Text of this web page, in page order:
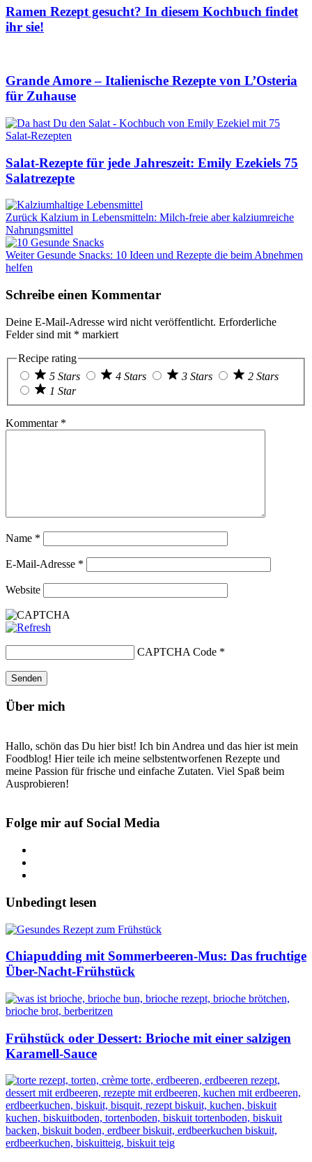
Ramen Rezept gesucht? In diesem Kochbuch findet
ihr sie!
Grande Amore – Italienische Rezepte von L’Osteria
für Zuhause
Salat-Rezepte für jede Jahreszeit: Emily Ezekiels 75
Salatrezepte
Zurück Kalzium in Lebensmitteln: Milch-freie aber kalziumreiche
Nahrungsmittel
WeiterGesunde Snacks: 10 Ideen und Rezepte die beim Abnehmen
helfen
Schreibe einen Kommentar
Deine E-Mail-Adresse wird nicht veröffentlicht. Erforderliche
Felder sind mit * markiert
Recipe rating
5 Stars
4 Stars 3 Stars
2 Stars
1 Star
Kommentar *
Name *
E-Mail-Adresse *
Website
CAPTCHA Code *
Über mich
Hallo, schön das Du hier bist! Ich bin Andrea und das hier ist mein
Foodblog! Hier teile ich meine selbstentworfenen Rezepte und
meine Passion für frische und einfache Zutaten. Viel Spaß beim
Ausprobieren!
Folge mir auf Social Media
Unbedingt lesen
Chiapudding mit Sommerbeeren-Mus: Das fruchtige
Über-Nacht-Frühstück
Frühstück oder Dessert: Brioche mit einer salzigen
Karamell-Sauce